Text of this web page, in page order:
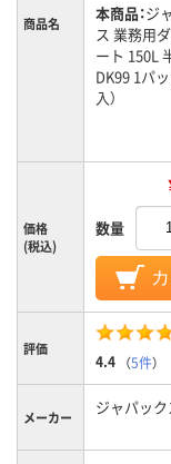
商品名 本商品：ジ
ス 業務用
ート 150L
DK99 1パ
入）
価格
(税込)
数量
評価
4.4 （5件）
メーカー ジャパック